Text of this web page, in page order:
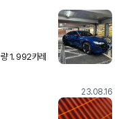
23.08.16